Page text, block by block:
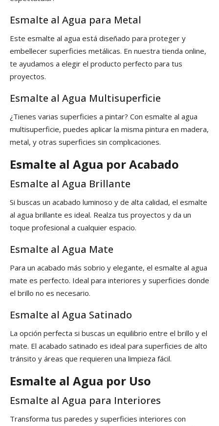
Esmalte al Agua para Metal
Este esmalte al agua está diseñado para proteger y
embellecer superficies metálicas. En nuestra tienda online,
te ayudamos a elegir el producto perfecto para tus
proyectos.
Esmalte al Agua Multisuperficie
¿Tienes varias superficies a pintar? Con esmalte al agua
multisuperficie, puedes aplicar la misma pintura en madera,
metal, y otras superficies sin complicaciones.
Esmalte al Agua por Acabado
Esmalte al Agua Brillante
Si buscas un acabado luminoso y de alta calidad, el esmalte
al agua brillante es ideal. Realza tus proyectos y da un
toque profesional a cualquier espacio.
Esmalte al Agua Mate
Para un acabado más sobrio y elegante, el esmalte al agua
mate es perfecto. Ideal para interiores y superficies donde
el brillo no es necesario.
Esmalte al Agua Satinado
La opción perfecta si buscas un equilibrio entre el brillo y el
mate. El acabado satinado es ideal para superficies de alto
tránsito y áreas que requieren una limpieza fácil.
Esmalte al Agua por Uso
Esmalte al Agua para Interiores
Transforma tus paredes y superficies interiores con